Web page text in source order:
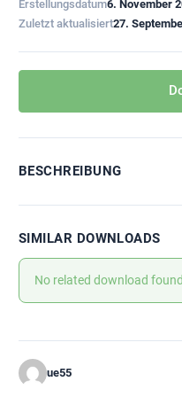
Erstellungsdatum6. November
Zuletzt aktualisiert27.
BESCHREIBUNG
SIMILAR DOWNLOADS
No related download
ue55